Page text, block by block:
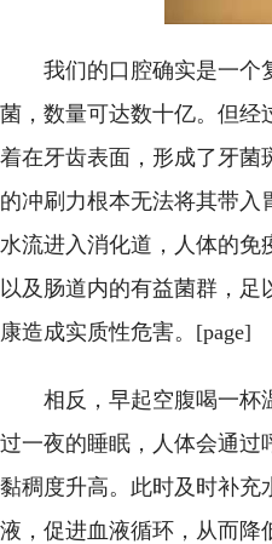
我们的口腔确实是一个
菌，数量可达数十亿。但经
着在牙齿表面，形成了牙菌
的冲刷力根本无法将其带
水流进入消化道，人体的
以及肠道内的有益菌群，
康造成实质性危害。[page]
相反，早起空腹喝一杯
过一夜的睡眠，人体会通过
黏稠度升高。此时及时补充
液，促进血液循环，从而降